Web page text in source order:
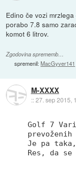
Edino če vozi
porabo 7.8 samo
komot 6 litrov.
Zgodovina sprememb…
spremenil:MacGyver141
M-XXXX
::27. sep 2015,
Golf 7
prevoženih
Je pa
Res, da